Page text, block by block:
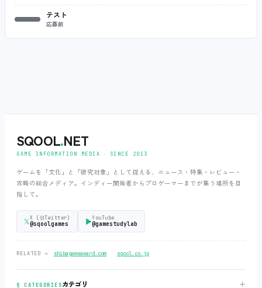
テスト
応募前
SQOOL.NET
GAME INFORMATION MEDIA ‧ SINCE 2013
ゲームを「文化」と「研究対象」として捉える、ニュース・特集・レビュー・
攻略の総合メディア。インディー開発者からプロゲーマーまでが集う場所を目
指して。
𝕏X (旧Twitter)
@sqoolgames ▶YouTube
@gamestudylab
RELATED → shibagameaward.com ‧ sqool.co.jp
§ CATEGORIESカテゴリ ＋